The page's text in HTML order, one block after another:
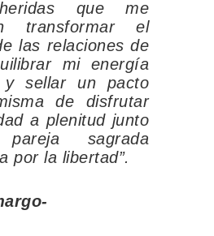
que me
transformar el
las relaciones de
mi energía
y sellar un pacto
de disfrutar
a plenitud junto
sagrada
por la libertad”.